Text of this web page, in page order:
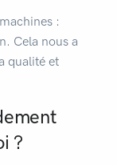
:
Cela nous a
qualité et
?